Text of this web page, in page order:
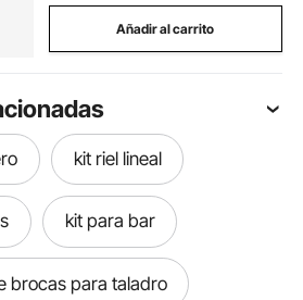
Añadir al carrito
kit riel lineal
kit para bar
brocas para taladro